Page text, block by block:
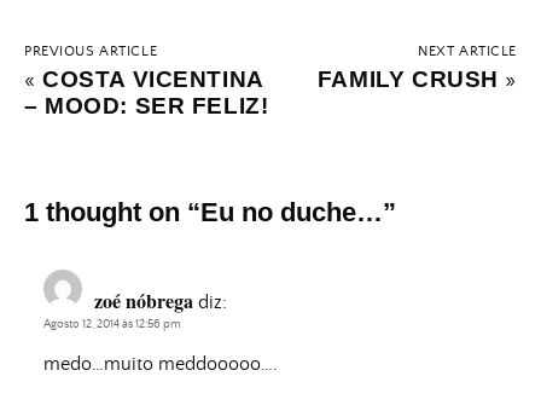
PREVIOUS ARTICLE
«COSTA VICENTINA
– MOOD: SER FELIZ!
NEXT ARTICLE
FAMILY CRUSH »
1 thought on “Eu no duche…”
zoé nóbrega diz:
Agosto 12, 2014 às 12:56 pm
medo…muito meddooooo….